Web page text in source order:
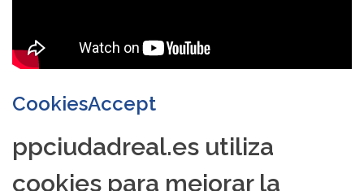
CookiesAccept
ppciudadreal.es utiliza
cookies para mejorar la